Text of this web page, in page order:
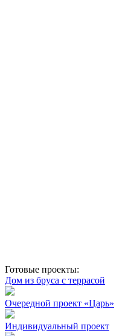
Готовые проекты:
Дом из бруса с террасой
Очередной проект «Царь»
Индивидуальный проект